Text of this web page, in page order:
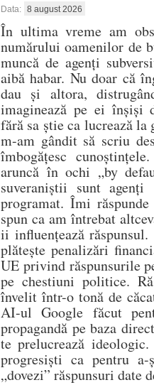
Data: 8 august 2026
În ultima vreme am
numărului oamenilor de
muncă de agenți
aibă habar. Nu doar că
dau și altora,
imaginează pe ei înșiși
fără sa știe ca lucrează
m-am gândit să scriu
îmbogățesc
aruncă în ochi „by
suveraniștii sunt
programat. Îmi
spun ca am întrebat
ii influențează
plătește penalizări
UE privind răspunsurile
pe chestiuni politice.
învelit într-o tonă de
AI-ul Google făcut
propagandă pe baza
te prelucrează
progresiști ca pentru
„dovezi” răspunsuri date